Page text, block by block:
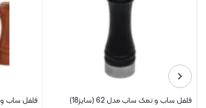
فلفل ساب و نمک ساب مدل 62 (سایز18) فلفل ساب و